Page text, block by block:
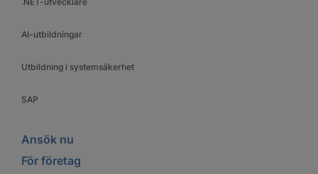
AI-utbildningar
Utbildning i systemsäkerhet
SAP
Ansök nu
För företag